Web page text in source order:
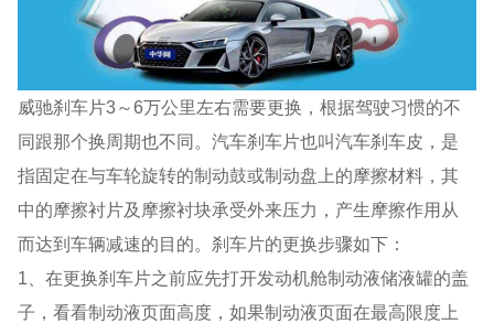
威驰刹车片3～6万公里左右需要更换，根据驾驶习惯的不
同跟那个换周期也不同。汽车刹车片也叫汽车刹车皮，是
指固定在与车轮旋转的制动鼓或制动盘上的摩擦材料，其
中的摩擦衬片及摩擦衬块承受外来压力，产生摩擦作用从
而达到车辆减速的目的。刹车片的更换步骤如下：
1、在更换刹车片之前应先打开发动机舱制动液储液罐的盖
子，看看制动液页面高度，如果制动液页面在最高限度上